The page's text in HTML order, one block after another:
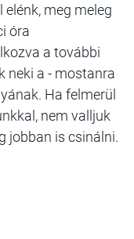
elénk, meg meleg
óra
a további
neki a - mostanra
Ha felmerül
nem valljuk
jobban is csinálni.